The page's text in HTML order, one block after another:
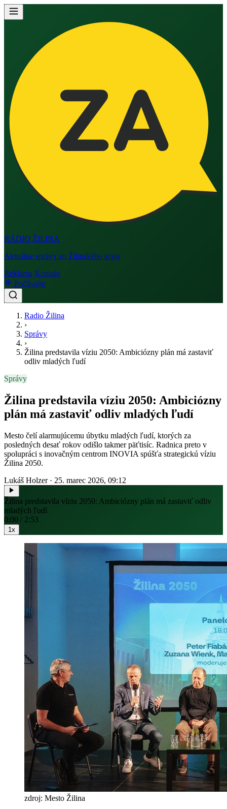
RÁDIO ŽILINA
Aktuálne správy zo Žilinského kraja
Reklama Kontakt
Počúvajte
Radio Žilina
›
Správy
›
Žilina predstavila víziu 2050: Ambiciózny plán má zastaviť
odliv mladých ľudí
Správy
Žilina predstavila víziu 2050: Ambiciózny
plán má zastaviť odliv mladých ľudí
Mesto čelí alarmujúcemu úbytku mladých ľudí, ktorých za
posledných desať rokov odišlo takmer päťtisíc. Radnica preto v
spolupráci s inovačným centrom INOVIA spúšťa strategickú víziu
Žilina 2050.
Lukáš Holzer · 25. marec 2026, 09:12
Žilina predstavila víziu 2050: Ambiciózny plán má zastaviť odliv
mladých ľudí
0:00 / 2:53
1x
zdroj: Mesto Žilina